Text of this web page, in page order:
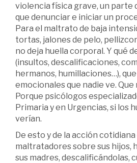
violencia física grave, un parte
que denunciar e iniciar un
Para el maltrato de baja
tortas, jalones de pelo,
no deja huella corporal. Y qué
(insultos, descalificaciones,
hermanos, humillaciones…),
emocionales que nadie ve. Que
Porque psicólogos
Primaria y en Urgencias, si los
verían.
De esto y de la acción cotidiana
maltratadores sobre sus hijos,
sus madres, descalificándolas,